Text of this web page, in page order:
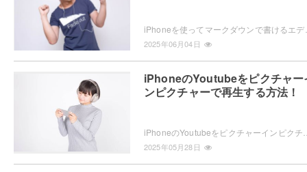
2025年06月04日
iPhoneのYoutubeをピクチャー
ンピクチャーで再生する方法！
2025年05月28日